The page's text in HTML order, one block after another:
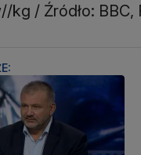
kg / Źródło: BBC,